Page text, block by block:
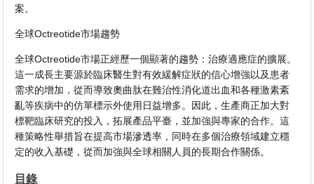
案。
全球Octreotide市場趨勢
全球Octreotide市場正經歷一個顯著的趨勢：治療適應症的擴展。
這一成長主要源於臨床醫生對有效緩解症狀的信心增強以及患者
需求的增加，從而導致奧曲肽在難治性消化道出血和各種激素紊
亂等疾病中的仿單標示外使用日益增多。因此，生產商正加大對
標靶臨床研究的投入，拓展產品平臺，並加強與專家的合作。這
種策略性舉措旨在提高市場滲透率，同時在多個治療領域建立穩
定的收入基礎，從而加強與全球相關人員的長期合作關係。
目錄